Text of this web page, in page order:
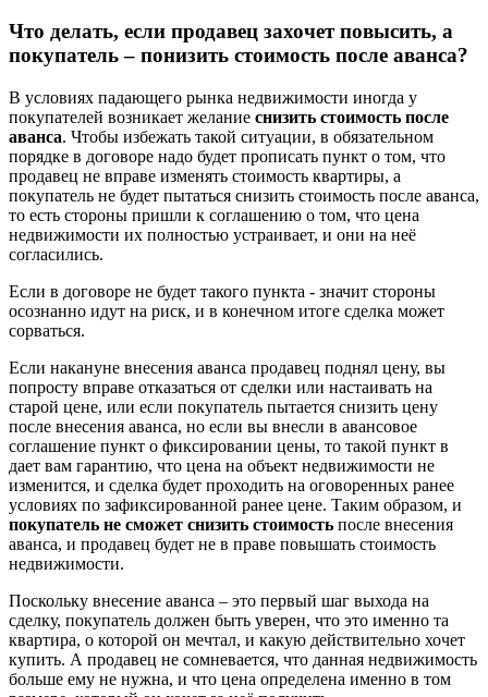
Что делать, если продавец захочет повысить, а
покупатель – понизить стоимость после аванса?
В условиях падающего рынка недвижимости иногда у
покупателей возникает желание снизить стоимость после
аванса. Чтобы избежать такой ситуации, в обязательном
порядке в договоре надо будет прописать пункт о том, что
продавец не вправе изменять стоимость квартиры, а
покупатель не будет пытаться снизить стоимость после аванса,
то есть стороны пришли к соглашению о том, что цена
недвижимости их полностью устраивает, и они на неё
согласились.
Если в договоре не будет такого пункта - значит стороны
осознанно идут на риск, и в конечном итоге сделка может
сорваться.
Если накануне внесения аванса продавец поднял цену, вы
попросту вправе отказаться от сделки или настаивать на
старой цене, или если покупатель пытается снизить цену
после внесения аванса, но если вы внесли в авансовое
соглашение пункт о фиксировании цены, то такой пункт в
дает вам гарантию, что цена на объект недвижимости не
изменится, и сделка будет проходить на оговоренных ранее
условиях по зафиксированной ранее цене. Таким образом, и
покупатель не сможет снизить стоимость после внесения
аванса, и продавец будет не в праве повышать стоимость
недвижимости.
Поскольку внесение аванса – это первый шаг выхода на
сделку, покупатель должен быть уверен, что это именно та
квартира, о которой он мечтал, и какую действительно хочет
купить. А продавец не сомневается, что данная недвижимость
больше ему не нужна, и что цена определена именно в том